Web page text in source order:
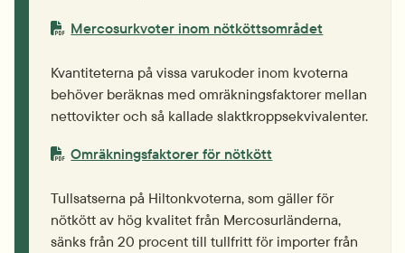
PDF-fil.
Mercosurkvoter inom nötköttsområdet
Kvantiteterna på vissa varukoder inom kvoterna
behöver beräknas med omräknings­faktorer mellan
nettovikter och så kallade slaktkropps­ekvivalenter.
PDF-fil.
Omräkningsfaktorer för nötkött
Tullsatserna på Hiltonkvoterna, som gäller för
nötkött av hög kvalitet från Mercosur­länderna,
sänks från 20 procent till tullfritt för importer från